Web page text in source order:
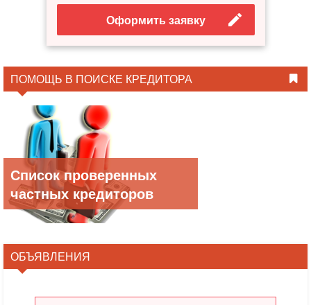
Оформить заявку
ПОМОЩЬ В ПОИСКЕ КРЕДИТОРА
Список проверенных
частных кредиторов
ОБЪЯВЛЕНИЯ